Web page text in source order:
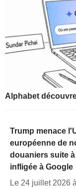
Alphabet
Trump menace
européenne de
douaniers suite
infligée à Google
Le 24 juillet 2026